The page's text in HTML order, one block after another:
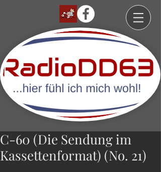
C-60 (Die Sendung im
Kassettenformat) (No. 21)